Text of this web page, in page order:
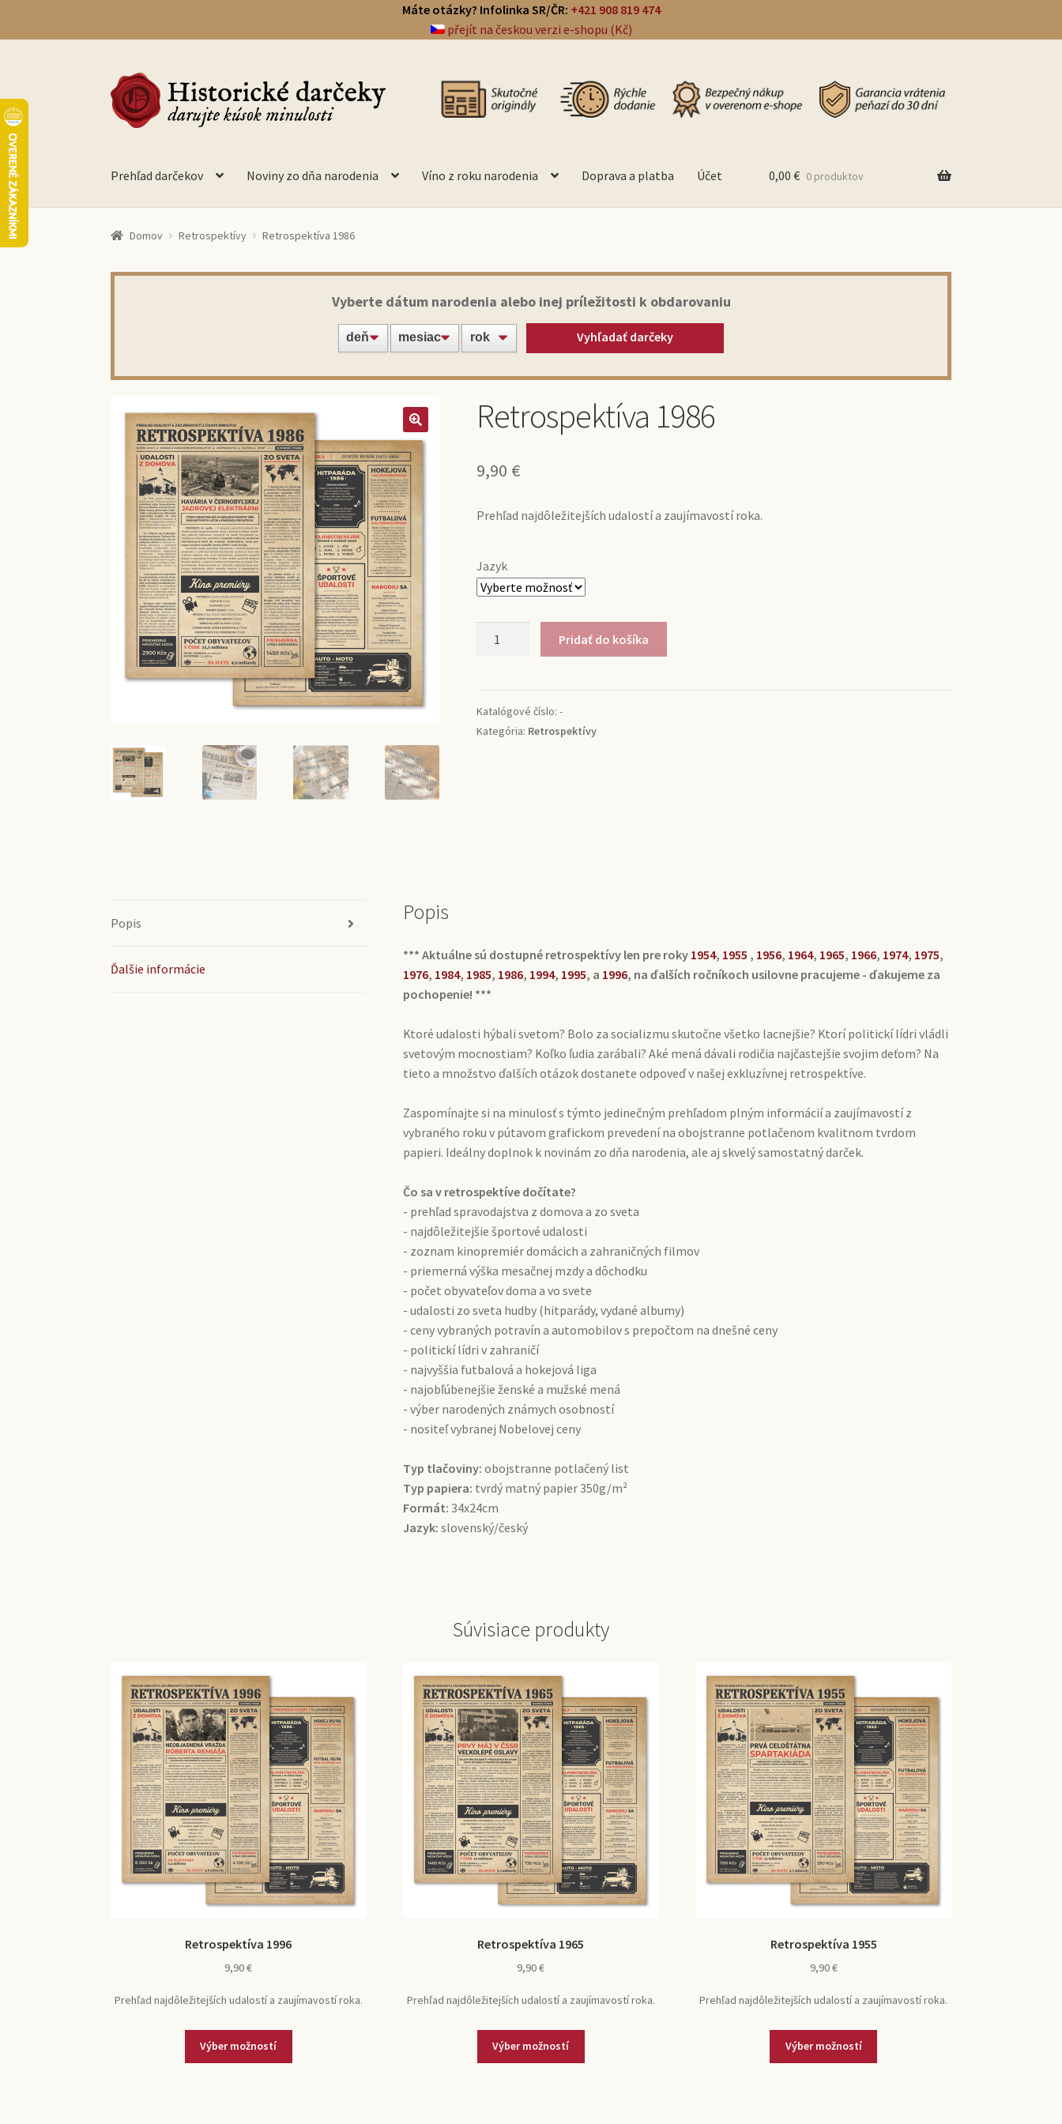
Máte otázky? Infolinka SR/ČR: +421 908 819 474
přejít na českou verzi e-shopu (Kč)
Preskočiť
na
navigáciu
Preskočiť
na
obsah
Prehľad darčekov Noviny zo dňa narodenia Víno z roku narodenia Doprava a platba Účet 0,00 € 0 produktov
Domov Retrospektívy Retrospektíva 1986
Vyberte dátum narodenia alebo inej príležitosti k obdarovaniu
Vyhľadať darčeky
Retrospektíva 1986
9,90 €
Prehľad najdôležitejších udalostí a zaujímavostí roka.
Jazyk
Pridať do košíka
Katalógové číslo: -
Kategória: Retrospektívy
Popis
Ďalšie informácie
Popis
*** Aktuálne sú dostupné retrospektívy len pre roky 1954, 1955 , 1956, 1964, 1965, 1966, 1974, 1975,
1976, 1984, 1985, 1986, 1994, 1995, a 1996, na ďalších ročníkoch usilovne pracujeme - ďakujeme za
pochopenie! ***
Ktoré udalosti hýbali svetom? Bolo za socializmu skutočne všetko lacnejšie? Ktorí politickí lídri vládli
svetovým mocnostiam? Koľko ľudia zarábali? Aké mená dávali rodičia najčastejšie svojim deťom? Na
tieto a množstvo ďalších otázok dostanete odpoveď v našej exkluzívnej retrospektíve.
Zaspomínajte si na minulosť s týmto jedinečným prehľadom plným informácií a zaujímavostí z
vybraného roku v pútavom grafickom prevedení na obojstranne potlačenom kvalitnom tvrdom
papieri. Ideálny doplnok k novinám zo dňa narodenia, ale aj skvelý samostatný darček.
Čo sa v retrospektíve dočítate?
- prehľad spravodajstva z domova a zo sveta
- najdôležitejšie športové udalosti
- zoznam kinopremiér domácich a zahraničných filmov
- priemerná výška mesačnej mzdy a dôchodku
- počet obyvateľov doma a vo svete
- udalosti zo sveta hudby (hitparády, vydané albumy)
- ceny vybraných potravín a automobilov s prepočtom na dnešné ceny
- politickí lídri v zahraničí
- najvyššia futbalová a hokejová liga
- najobľúbenejšie ženské a mužské mená
- výber narodených známych osobností
- nositeľ vybranej Nobelovej ceny
Typ tlačoviny: obojstranne potlačený list
Typ papiera: tvrdý matný papier 350g/m²
Formát: 34x24cm
Jazyk: slovenský/český
Súvisiace produkty
Retrospektíva 1996
9,90€
Prehľad najdôležitejších udalostí a zaujímavostí roka.
Výber možností
Retrospektíva 1965
9,90€
Prehľad najdôležitejších udalostí a zaujímavostí roka.
Výber možností
Retrospektíva 1955
9,90€
Prehľad najdôležitejších udalostí a zaujímavostí roka.
Výber možností